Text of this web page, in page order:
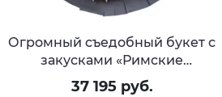
Огромный съедобный букет с
закусками «Римские
каникулы»
37 195 руб.